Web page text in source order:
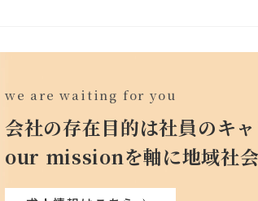
we are waiting for you
会社の存在目的は社員のキャ
our missionを軸に地域社